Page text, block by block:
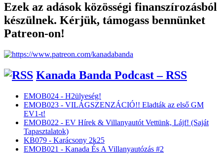
Ezek az adások közösségi finanszírozásból
készülnek. Kérjük, támogass bennünket
Patreon-on!
Kanada Banda Podcast – RSS
EMOB024 - H2ülyeség!
EMOB023 - VILÁGSZENZÁCIÓ!! Eladták az első GM
EV1-t!
EMOB022 - EV Hírek & Villanyautót Vettünk, Lájf! (Saját
Tapasztalatok)
KB079 - Karácsony 2k25
EMOB021 - Kanada És A Villanyautózás #2